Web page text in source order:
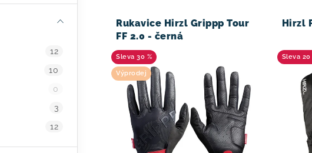
12
10
0
3
12
z
e
í
p
r
V
ý
p
Rukavice Hirzl Grippp Tour
FF 2.0 - černá
30 %
Výprodej
Hirzl
20